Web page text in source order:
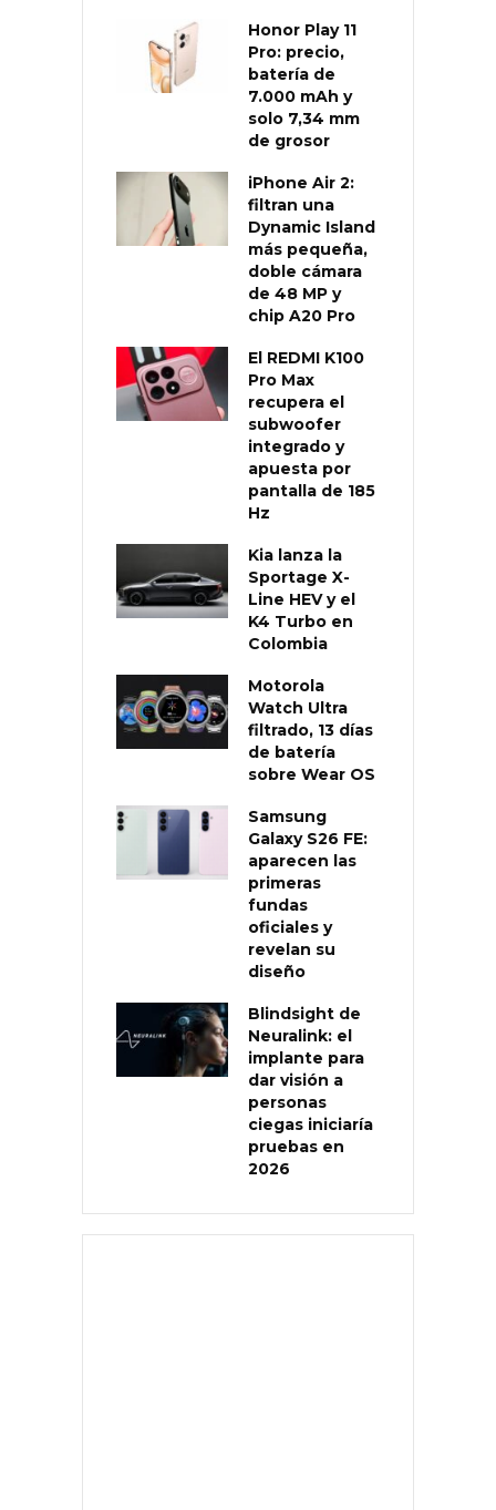
Honor Play 11
Pro: precio,
batería de
7.000 mAh y
solo 7,34 mm
de grosor
iPhone Air 2:
filtran una
Dynamic Island
más pequeña,
doble cámara
de 48 MP y
chip A20 Pro
El REDMI K100
Pro Max
recupera el
subwoofer
integrado y
apuesta por
pantalla de 185
Hz
Kia lanza la
Sportage X-
Line HEV y el
K4 Turbo en
Colombia
Motorola
Watch Ultra
filtrado, 13 días
de batería
sobre Wear OS
Samsung
Galaxy S26 FE:
aparecen las
primeras
fundas
oficiales y
revelan su
diseño
Blindsight de
Neuralink: el
implante para
dar visión a
personas
ciegas iniciaría
pruebas en
2026